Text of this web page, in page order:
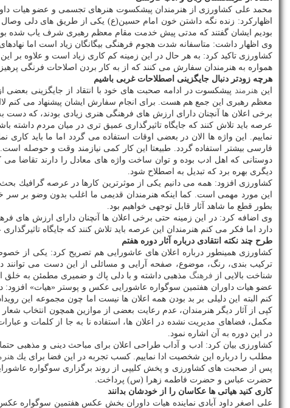
محمد علی كشاورزی از هنرمندان پیشكسوت هنرهای تجسمی و عضو هیات
اظهاركرد: زنده نگه داشتن خون امام حسین(ع) یكی از طریق های دلی وصال
بودیم ایشان گفتند كه مدتی پیش خدمت مقام معظم رهبری شرف یاب شده
وی اظهار داشت: متاسفانه شدت هجوم فرهنگی بیگانگان زیاد است اما
كشاورزی تاكید كرد: به هر حال در این زمینه كم كاری زیاد است و علاوه بر
همواره به هنرمندان سفارش می كنند كه از به كار بردن اصلاحات فرنگی
هرچه زودتر دنبال جایگزینی اصطلاحات غربی باشیم
این هنرمند پیشكسوت در ادامه صحبت های خود با انتقاد از جایگزینی
معظم رهبری این جمع هم هست. برای انجام سفارش ایشان پیشنهاد می كنم
برخی اعلان ها آنچنان دارای ارزش های فرهنگی هنری زیادی بودند، كه دست
عرصه باید تلاش كنند كه جایگاه تاثیرگذاری عمیق تری در میان مردم داشته
نماییم. این واژه ها الان در بعضی اوقات استفاده می گردد اما ما باید
فارسی بیشتر استفاده گردد. طبیعتا این كار كمی نیازمند وقت و حوصله
دوستانی كه اهل ادب بوده و توان ساخت واژه های معادل را دارند تقاضا
دیگری بهره برد كه تبدیل به اصطلاح شود.
كشاورزی افزود: همه می دانیم یكی از موثرترین كارها در عرصه گرافیك
این مورد مهمی است. كما اینكه هنرمندان قدیمی ما اغلب بدون وضو بر سر
بطور قطع ما شاهد آثار قابل توجهی خواهیم بود.
وی اضافه كرد: در این زمینه حتی برخی اعلان ها آنچنان دارای ارزش های
دارد اما فكر می كنم هنرمندان این عرصه باید تلاش كنند كه جایگاه
طرح چند نكته انتقادی درباره آثار دوره هفتم
كشاورزی همینطور درباره اعلان های عاشورایی هم تصریح كرد: یكی از
تركیب بندی، رنگ، موضوع، صفحه آرایی و مسائلی از این دست می توانند
شناخت بالایی از فرهنگ مذهبی داشته و با دلی پاك و ضمیری مطمئن به خلق
عضو هیات داوران هفتمین سوگواره عاشورایی عكس و پوستر «هیات» افزود:
كنم البته این دلیلی بر بد بودن همه اعلان ها نیست اما چون مجموعه این
كپی از آثار دیگر هنرمندان، عدم رعایت بعضی از موازین همچون انتخاب
مكمل، فضاهای مدیریت نشده در اعلان ها، استفاده نا به جا از كلمات
در این دوره به آن اشاره نمود.
كشاورزی بیان كرد: ادب و آداب طراحی اعلان برای مباحث دینی و مذهبی
مطلب را درباره این شخصیت ادا نماییم. كسب تجربه در این فضا برای یك
پس از صحبت های كشاورزی و پخش كلیپی از روند برگزاری سوگواره
حضرت عباس و حضرت فاطمه زهرا (س) پرداخت.
كاری كنید هیاتی ها عكاسان را از خودشان بدانند
علی اصغر داود آبادی نماینده هیات داوران بخش عكس هفتمین سوگواره